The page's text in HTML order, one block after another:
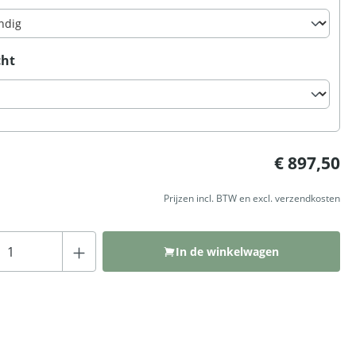
€ 897,50
Prijzen incl. BTW en excl. verzendkosten
In de winkelwagen